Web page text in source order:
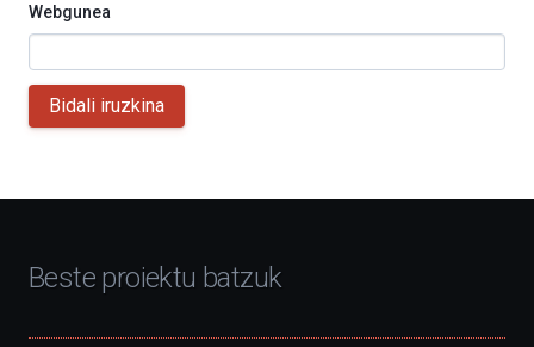
Webgunea
Bidali iruzkina
Beste proiektu batzuk